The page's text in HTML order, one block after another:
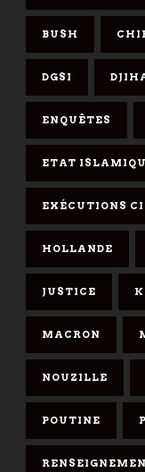
BUSH
DGSI
ENQUÊTES
ETAT
EXÉCUTIONS
HOLLANDE
JUSTICE
MACRON
NOUZILLE
POUTINE